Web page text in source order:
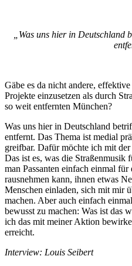
„Was uns hier in
Gäbe es da nicht andere,
Projekte einzusetzen als durch
so weit entfernten München?
Was uns hier in Deutschland
entfernt. Das Thema ist medial
greifbar. Dafür möchte ich mit
Das ist es, was die Straßenmusik
man Passanten einfach einmal
rausnehmen kann, ihnen etwas
Menschen einladen, sich mit mir
machen. Aber auch einfach
bewusst zu machen: Was ist das
ich das mit meiner Aktion
erreicht.
Interview: Louis Seibert